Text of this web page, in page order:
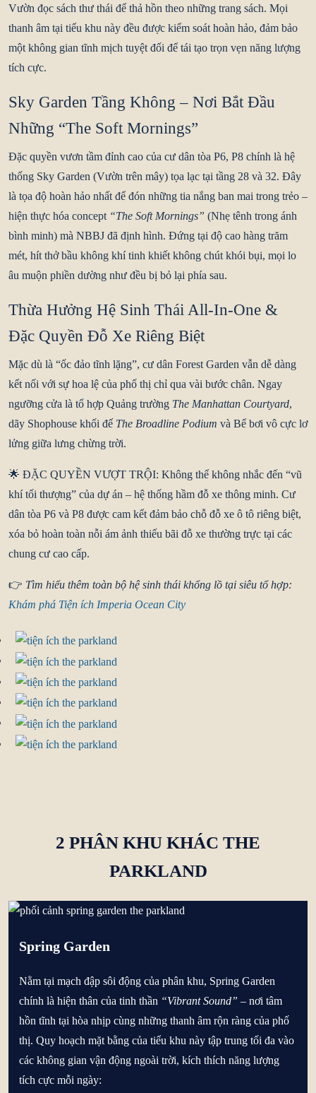
Vườn đọc sách thư thái để thả hồn theo những trang sách. Mọi
thanh âm tại tiểu khu này đều được kiểm soát hoàn hảo, đảm bảo
một không gian tĩnh mịch tuyệt đối để tái tạo trọn vẹn năng lượng
tích cực.
Sky Garden Tầng Không – Nơi Bắt Đầu
Những “The Soft Mornings”
Đặc quyền vươn tầm đỉnh cao của cư dân tòa P6, P8 chính là hệ
thống Sky Garden (Vườn trên mây) tọa lạc tại tầng 28 và 32. Đây
là tọa độ hoàn hảo nhất để đón những tia nắng ban mai trong trẻo –
hiện thực hóa concept “The Soft Mornings” (Nhẹ tênh trong ánh
bình minh) mà NBBJ đã định hình. Đứng tại độ cao hàng trăm
mét, hít thở bầu không khí tinh khiết không chút khói bụi, mọi lo
âu muộn phiền dường như đều bị bỏ lại phía sau.
Thừa Hưởng Hệ Sinh Thái All-In-One &
Đặc Quyền Đỗ Xe Riêng Biệt
Mặc dù là “ốc đảo tĩnh lặng”, cư dân Forest Garden vẫn dễ dàng
kết nối với sự hoa lệ của phố thị chỉ qua vài bước chân. Ngay
ngưỡng cửa là tổ hợp Quảng trường The Manhattan Courtyard,
dãy Shophouse khối đế The Broadline Podium và Bể bơi vô cực lơ
lửng giữa lưng chừng trời.
🌟 ĐẶC QUYỀN VƯỢT TRỘI: Không thể không nhắc đến “vũ
khí tối thượng” của dự án – hệ thống hầm đỗ xe thông minh. Cư
dân tòa P6 và P8 được cam kết đảm bảo chỗ đỗ xe ô tô riêng biệt,
xóa bỏ hoàn toàn nỗi ám ảnh thiếu bãi đỗ xe thường trực tại các
chung cư cao cấp.
👉 Tìm hiểu thêm toàn bộ hệ sinh thái khổng lồ tại siêu tổ hợp:
Khám phá Tiện ích Imperia Ocean City
2 PHÂN KHU KHÁC THE
PARKLAND
Spring Garden
Nằm tại mạch đập sôi động của phân khu, Spring Garden
chính là hiện thân của tinh thần “Vibrant Sound” – nơi tâm
hồn tĩnh tại hòa nhịp cùng những thanh âm rộn ràng của phố
thị. Quy hoạch mặt bằng của tiểu khu này tập trung tối đa vào
các không gian vận động ngoài trời, kích thích năng lượng
tích cực mỗi ngày: